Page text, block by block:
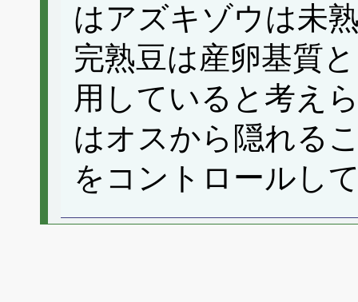
はアズキゾウは未
完熟豆は産卵基質
用していると考え
はオスから隠れる
をコントロールし